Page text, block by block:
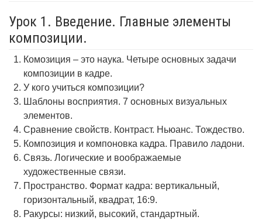
Урок 1. Введение. Главные элементы
композиции.
Комозиция – это наука. Четыре основных задачи
композиции в кадре.
У кого учиться композиции?
Шаблоны восприятия. 7 основных визуальных
элементов.
Сравнение свойств. Контраст. Ньюанс. Тождество.
Композиция и компоновка кадра. Правило ладони.
Связь. Логические и воображаемые
художественные связи.
Пространство. Формат кадра: вертикальный,
горизонтальный, квадрат, 16:9.
Ракурсы: низкий, высокий, стандартный.